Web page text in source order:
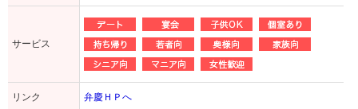
サービス
リンク 弁慶ＨＰへ